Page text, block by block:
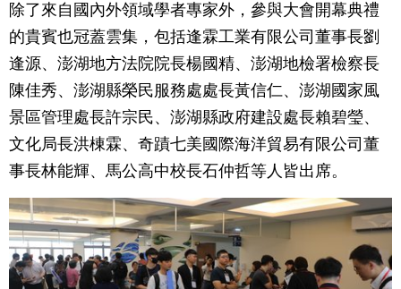
除了來自國內外領域學者專家外，參與大會開幕典禮
的貴賓也冠蓋雲集，包括逢霖工業有限公司董事長劉
逢源、澎湖地方法院院長楊國精、澎湖地檢署檢察長
陳佳秀、澎湖縣榮民服務處處長黃信仁、澎湖國家風
景區管理處長許宗民、澎湖縣政府建設處長賴碧瑩、
文化局長洪棟霖、奇蹟七美國際海洋貿易有限公司董
事長林能輝、馬公高中校長石仲哲等人皆出席。